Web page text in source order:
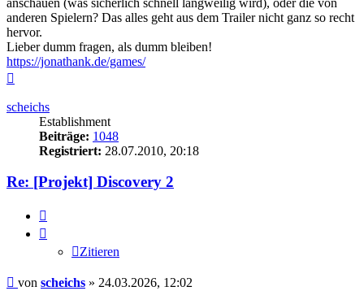
anderen Spielern? Das alles geht aus dem Trailer nicht ganz so recht
hervor.
Lieber dumm fragen, als dumm bleiben!
https://jonathank.de/games/
scheichs
Establishment
Beiträge: 1048
Registriert: 28.07.2010, 20:18
Re: [Projekt] Discovery 2
Zitieren
Beitrag
von scheichs » 24.03.2026, 12:02